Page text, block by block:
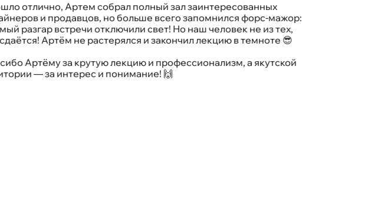
отлично, Артем собрал полный зал заинтересованных
и продавцов, но больше всего запомнился форс-мажор:
разгар встречи отключили свет! Но наш человек не из тех,
Артём не растерялся и закончил лекцию в темноте 😎
Артёму за крутую лекцию и профессионализм, а якутской
— за интерес и понимание! 🙌